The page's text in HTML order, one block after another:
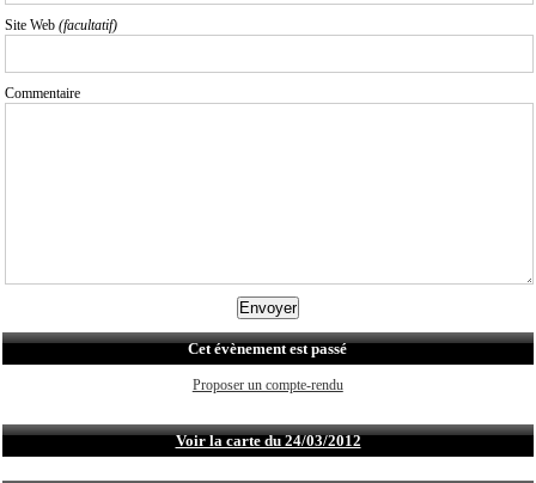
Site Web (facultatif)
Commentaire
Cet évènement est passé
Proposer un compte-rendu
Voir la carte du 24/03/2012